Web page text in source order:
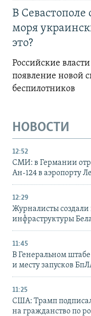
В
моря
это?
Российские
появление новой
беспилотников
НОВОСТИ
12:52
СМИ: в Германии
Ан-124 в аэропорту
12:29
Журналисты
инфраструктуры
11:45
В Генеральном
и месту запусков
11:25
США: Трамп
на гражданство по